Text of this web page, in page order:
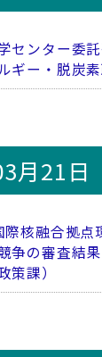
センター委
ギー・脱炭素
月21日
際核融合拠
争の審査結
策課）